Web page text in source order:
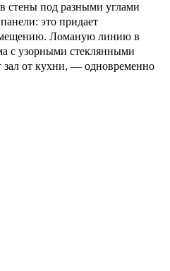
стены под разными углами
это придает
Ломаную линию в
с узорными стеклянными
зал от кухни, — одновременно